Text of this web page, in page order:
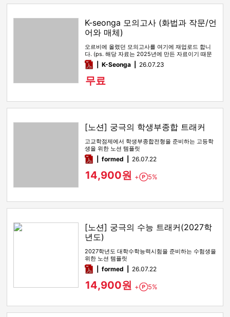
K-seonga 모의고사 (화법과 작문/언
어와 매체)
오르비에 올렸던 모의고사를 여기에 재업로드 합니
다. (ps. 해당 자료는 2025년에 만든 자료이기 때문
에, 올해 수능특강 …
pdfK-Seonga 26.07.23
무료
[노션] 궁극의 학생부종합 트래커
고교학점제에서 학생부종합전형을 준비하는 고등학
생을 위한 노션 템플릿
pdfformed 26.07.22
14,900원 + Point
5%
[노션] 궁극의 수능 트래커(2027학
년도)
2027학년도 대학수학능력시험을 준비하는 수험생을
위한 노션 템플릿
pdfformed 26.07.22
14,900원 + Point
5%